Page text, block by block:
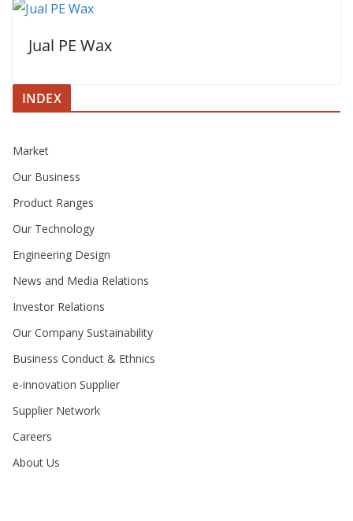
Jual PE Wax
INDEX
Market
Our Business
Product Ranges
Our Technology
Engineering Design
News and Media Relations
Investor Relations
Our Company Sustainability
Business Conduct & Ethnics
e-innovation Supplier
Supplier Network
Careers
About Us